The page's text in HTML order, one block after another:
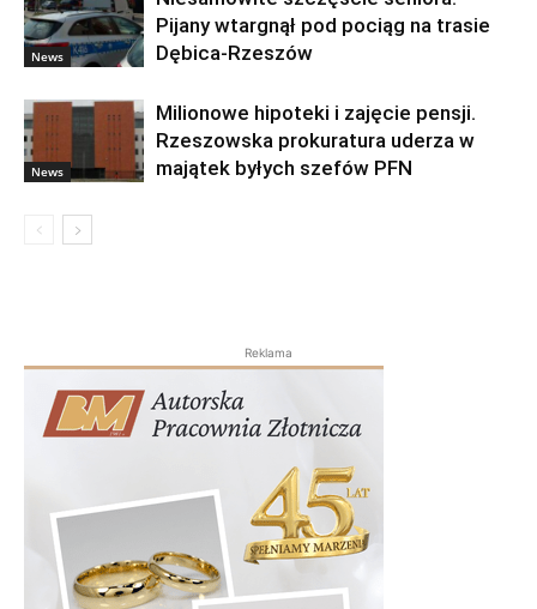
News
Pijany wtargnął pod pociąg na trasie
Dębica-Rzeszów
News
Milionowe hipoteki i zajęcie pensji.
Rzeszowska prokuratura uderza w
majątek byłych szefów PFN
Reklama